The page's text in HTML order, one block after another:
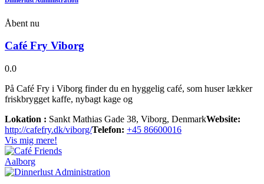
Åbent nu
Café Fry Viborg
0.0
På Café Fry i Viborg finder du en hyggelig café, som huser lækker
friskbrygget kaffe, nybagt kage og
Lokation : Sankt Mathias Gade 38, Viborg, DenmarkWebsite:
http://cafefry.dk/viborg/Telefon: +45 86600016
Vis mig mere!
Aalborg